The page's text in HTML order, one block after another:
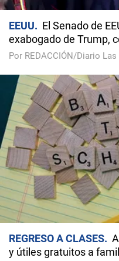
EEUU
El Senado de
exabogado de Trump,
Por REDACCIÓN/Diario
REGRESO A CLASES
y útiles gratuitos a